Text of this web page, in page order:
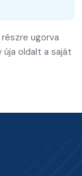
részre ugorva
oldalt a saját